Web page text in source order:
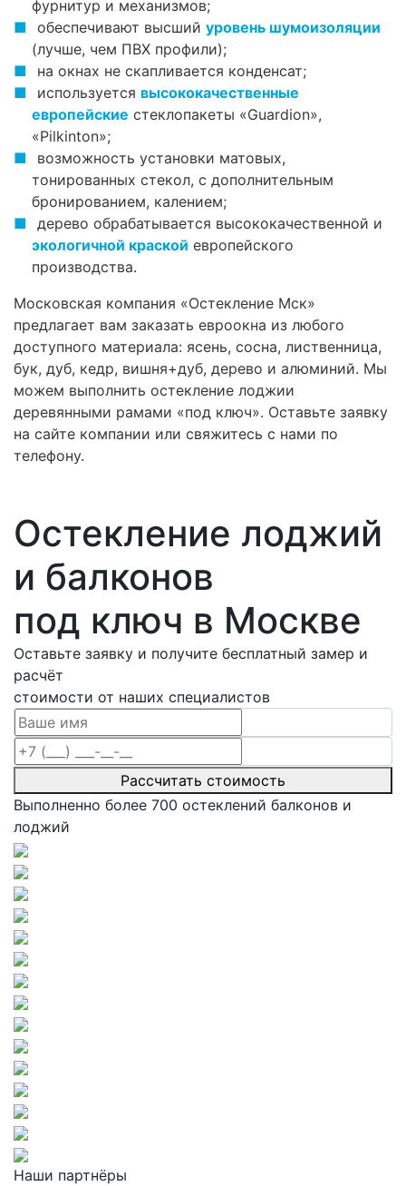
фурнитур и механизмов;
обеспечивают высший уровень шумоизоляции
(лучше, чем ПВХ профили);
на окнах не скапливается конденсат;
используется высококачественные
европейские стеклопакеты «Guardion»,
«Pilkinton»;
возможность установки матовых,
тонированных стекол, с дополнительным
бронированием, калением;
дерево обрабатывается высококачественной и
экологичной краской европейского
производства.
Московская компания «Остекление Мск»
предлагает вам заказать евроокна из любого
доступного материала: ясень, сосна, лиственница,
бук, дуб, кедр, вишня+дуб, дерево и алюминий. Мы
можем выполнить остекление лоджии
деревянными рамами «под ключ». Оставьте заявку
на сайте компании или свяжитесь с нами по
телефону.
Остекление лоджий
и балконов
под ключ в Москве
Оставьте заявку и получите бесплатный замер и
расчёт
стоимости от наших специалистов
Рассчитать стоимость
Выполненно более 700 остеклений балконов и
лоджий
Наши партнёры